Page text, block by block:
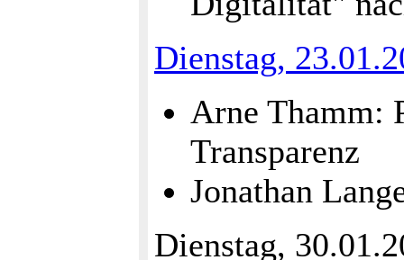
Dienstag,
Arne Thamm:
Transparenz
Jonathan
Dienstag,